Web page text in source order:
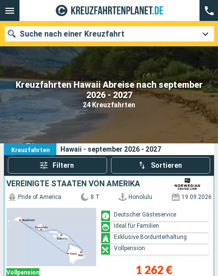
Kreuzfahrten Hawaii Abreise nach september
2026 - 2027
24 Kreuzfahrten
Suche nach einer Kreuzfahrt
Unsere Ziele
Abfahrtsmonat
Häfen
Suchen
24
Kreuzfahrten
Hawaii - september 2026 - 2027
Filtern Sortieren
VEREINIGTE STAATEN VON AMERIKA
Vollpension
Pride of America 8 T Honolulu 19.09.2026
1 262 €
Deutscher Gästeservice
Ideal für Familien
Exklusive Bordunterhaltung
Vollpension